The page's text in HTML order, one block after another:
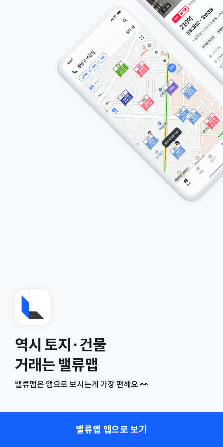
역시 토지·건물
거래는 밸류맵
밸류맵은 앱으로 보시는게 가장 편해요 👀
밸류맵 앱으로 보기